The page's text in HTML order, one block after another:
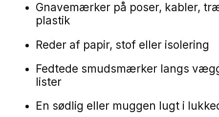
Gnavemærker på poser, kabler,
plastik
Reder af papir, stof eller isolering
Fedtede smudsmærker langs
lister
En sødlig eller muggen lugt i